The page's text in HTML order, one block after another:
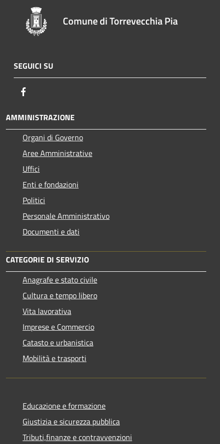
Comune di Torrevecchia Pia
SEGUICI SU
AMMINISTRAZIONE
Organi di Governo
Aree Amministrative
Uffici
Enti e fondazioni
Politici
Personale Amministrativo
Documenti e dati
CATEGORIE DI SERVIZIO
Anagrafe e stato civile
Cultura e tempo libero
Vita lavorativa
Imprese e Commercio
Catasto e urbanistica
Mobilità e trasporti
Educazione e formazione
Giustizia e sicurezza pubblica
Tributi,finanze e contravvenzioni